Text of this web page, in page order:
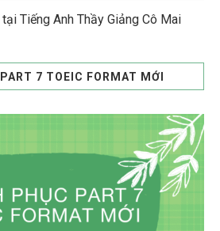
Tiếng Anh Thầy Giảng Cô Mai
7 TOEIC FORMAT MỚI